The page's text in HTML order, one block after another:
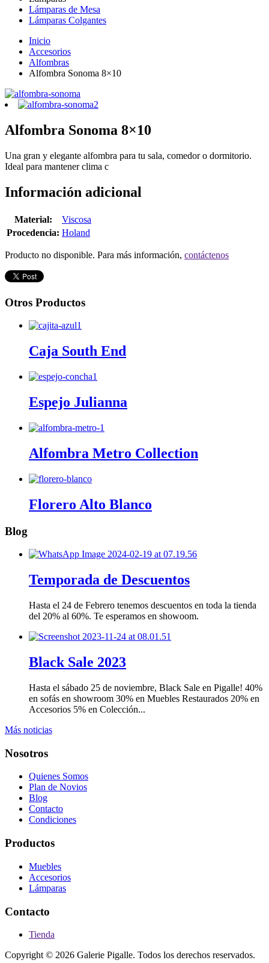
Lámparas de Mesa
Lámparas Colgantes
Inicio
Accesorios
Alfombras
Alfombra Sonoma 8×10
Alfombra Sonoma 8×10
Una gran y elegante alfombra para tu sala, comedor o dormitorio.
Ideal para mantener clima c
Información adicional
Material:
Viscosa
Procedencia: Holand
Producto no disponible. Para más información, contáctenos
Otros Productos
Caja South End
Espejo Julianna
Alfombra Metro Collection
Florero Alto Blanco
Blog
Temporada de Descuentos
Hasta el 24 de Febrero tenemos descuentos en toda la tienda
del 20% al 60%. Te esperamos en showoom.
Black Sale 2023
Hasta el sábado 25 de noviembre, Black Sale en Pigalle! 40%
en sofás en showroom 30% en Muebles Restaurados 20% en
Accesorios 5% en Colección...
Más noticias
Nosotros
Quienes Somos
Plan de Novios
Blog
Contacto
Condiciones
Productos
Muebles
Accesorios
Lámparas
Contacto
Tienda
Copyright © 2026 Galerie Pigalle. Todos los derechos reservados.